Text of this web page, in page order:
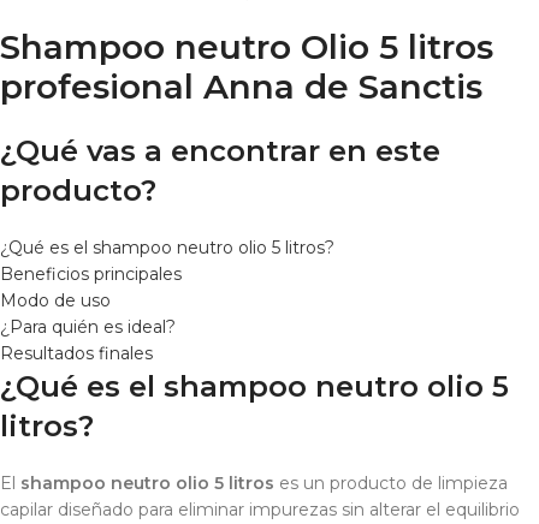
Shampoo neutro Olio 5 litros
profesional Anna de Sanctis
¿Qué vas a encontrar en este
producto?
¿Qué es el shampoo neutro olio 5 litros?
Beneficios principales
Modo de uso
¿Para quién es ideal?
Resultados finales
¿Qué es el shampoo neutro olio 5
litros?
El shampoo neutro olio 5 litros es un producto de limpieza
capilar diseñado para eliminar impurezas sin alterar el equilibrio